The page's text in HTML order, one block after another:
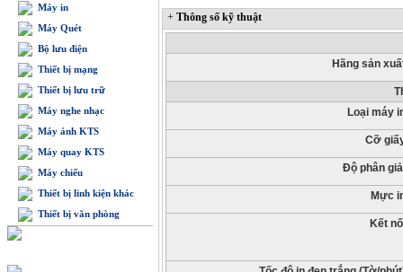
Máy in
Máy Quét
Bộ lưu điện
Thiết bị mạng
Thiết bị lưu trữ
Máy nghe nhạc
Máy ảnh KTS
Máy quay KTS
Máy chiếu
Thiết bị linh kiện khác
Thiết bị văn phòng
+ Thông số kỹ thuật
Hãng sản
Loại máy
Cỡ
Độ phân
Mực
Kết